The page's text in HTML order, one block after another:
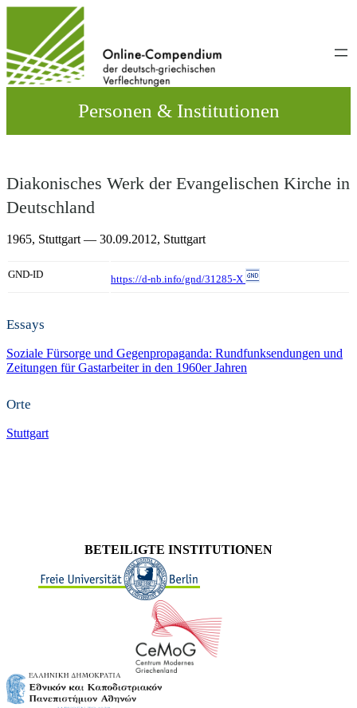
wechseln
Personen & Institutionen
Diakonisches Werk der Evangelischen Kirche in
Deutschland
1965, Stuttgart — 30.09.2012, Stuttgart
GND-ID https://d-nb.info/gnd/31285-X
Essays
Soziale Fürsorge und Gegenpropaganda: Rundfunksendungen und
Zeitungen für Gastarbeiter in den 1960er Jahren
Orte
Stuttgart
BETEILIGTE INSTITUTIONEN